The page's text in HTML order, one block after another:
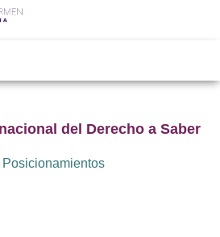
del Derecho a Saber
Posicionamientos